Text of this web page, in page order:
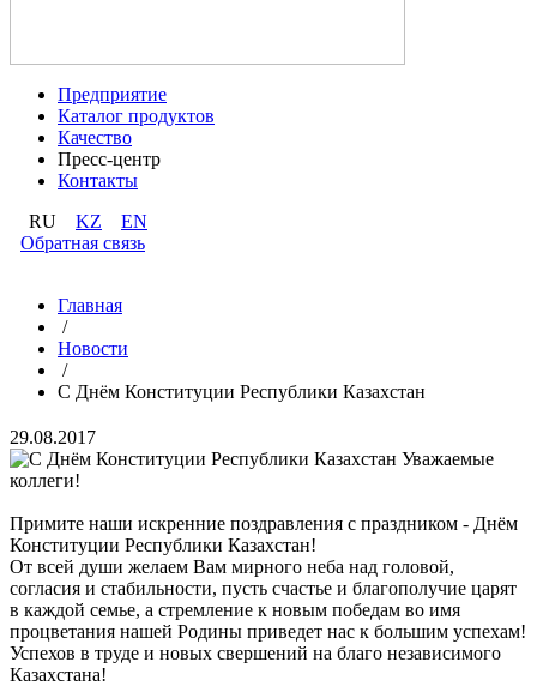
Предприятие
Каталог продуктов
Качество
Пресс-центр
Контакты
RU KZ
EN
Обратная связь
Главная
/
Новости
/
С Днём Конституции Республики Казахстан
29.08.2017
Уважаемые
коллеги!
Примите наши искренние поздравления с праздником - Днём
Конституции Республики Казахстан!
От всей души желаем Вам мирного неба над головой,
согласия и стабильности, пусть счастье и благополучие царят
в каждой семье, а стремление к новым победам во имя
процветания нашей Родины приведет нас к большим успехам!
Успехов в труде и новых свершений на благо независимого
Казахстана!